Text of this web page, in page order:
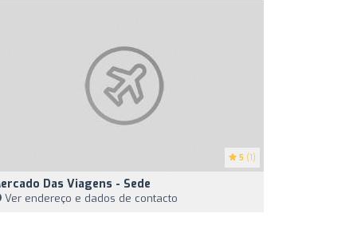
5 (1)
Das Viagens - Sede
Ver endereço e dados de contacto